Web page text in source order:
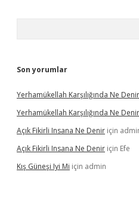
Son yorumlar
Yerhamükellah Karşılığında Ne Denir
Yerhamükellah Karşılığında Ne Denir
Açık Fikirli Insana Ne Denir için
Açık Fikirli Insana Ne Denir için Efe
Kış Güneşi Iyi Mi için admin